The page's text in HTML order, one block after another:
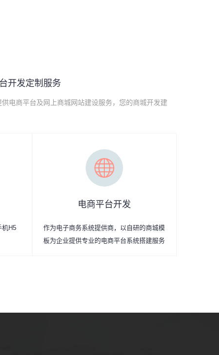
开发定制服务
电商平台及网上商城网站建设服务，您的商城开发建
机H5
电商平台开发
作为电子商务系统提供商，以自研的商城模
板为企业提供专业的电商平台系统搭建服务